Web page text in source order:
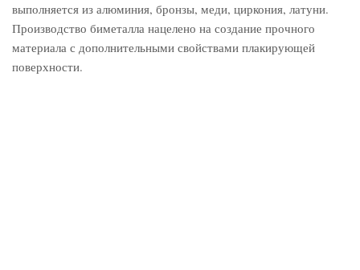
выполняется из алюминия, бронзы, меди, циркония, латуни.
Производство биметалла нацелено на создание прочного
материала с дополнительными свойствами плакирующей
поверхности.